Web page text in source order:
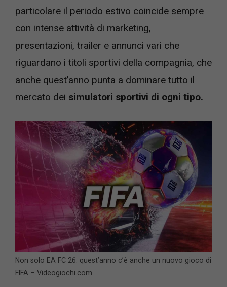
particolare il periodo estivo coincide sempre
con intense attività di marketing,
presentazioni, trailer e annunci vari che
riguardano i titoli sportivi della compagnia, che
anche quest’anno punta a dominare tutto il
mercato dei simulatori sportivi di ogni tipo.
Non solo EA FC 26: quest’anno c’è anche un nuovo gioco di
FIFA – Videogiochi.com